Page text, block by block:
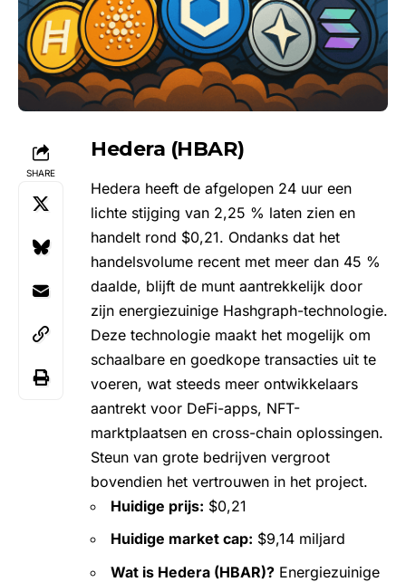
SHARE
Hedera (HBAR)
Hedera heeft de afgelopen 24 uur een
lichte stijging van 2,25 % laten zien en
handelt rond $0,21. Ondanks dat het
handelsvolume recent met meer dan 45 %
daalde, blijft de munt aantrekkelijk door
zijn energiezuinige Hashgraph-technologie.
Deze technologie maakt het mogelijk om
schaalbare en goedkope transacties uit te
voeren, wat steeds meer ontwikkelaars
aantrekt voor DeFi-apps, NFT-
marktplaatsen en cross-chain oplossingen.
Steun van grote bedrijven vergroot
bovendien het vertrouwen in het project.
Huidige prijs: $0,21
Huidige market cap: $9,14 miljard
Wat is Hedera (HBAR)? Energiezuinige